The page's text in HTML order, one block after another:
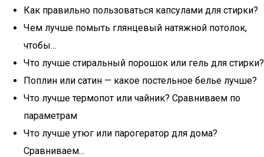
Как правильно пользоваться капсулами для стирки?
Чем лучше помыть глянцевый натяжной потолок,
чтобы…
Что лучше стиральный порошок или гель для стирки?
Поплин или сатин — какое постельное белье лучше?
Что лучше термопот или чайник? Сравниваем по
параметрам
Что лучше утюг или парогератор для дома?
Сравниваем…